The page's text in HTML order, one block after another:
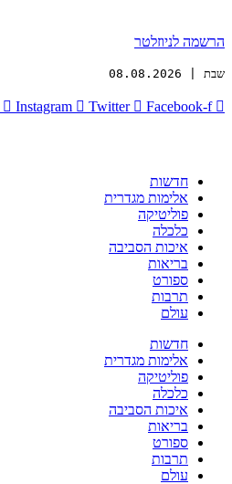
הרשמה לניוזלטר
שבת | 08.08.2026
Instagram Twitter Facebook-f
חדשות
אלימות מגדרית
פוליטיקה
כלכלה
איכות הסביבה
בריאות
ספורט
תרבות
עולם
חדשות
אלימות מגדרית
פוליטיקה
כלכלה
איכות הסביבה
בריאות
ספורט
תרבות
עולם